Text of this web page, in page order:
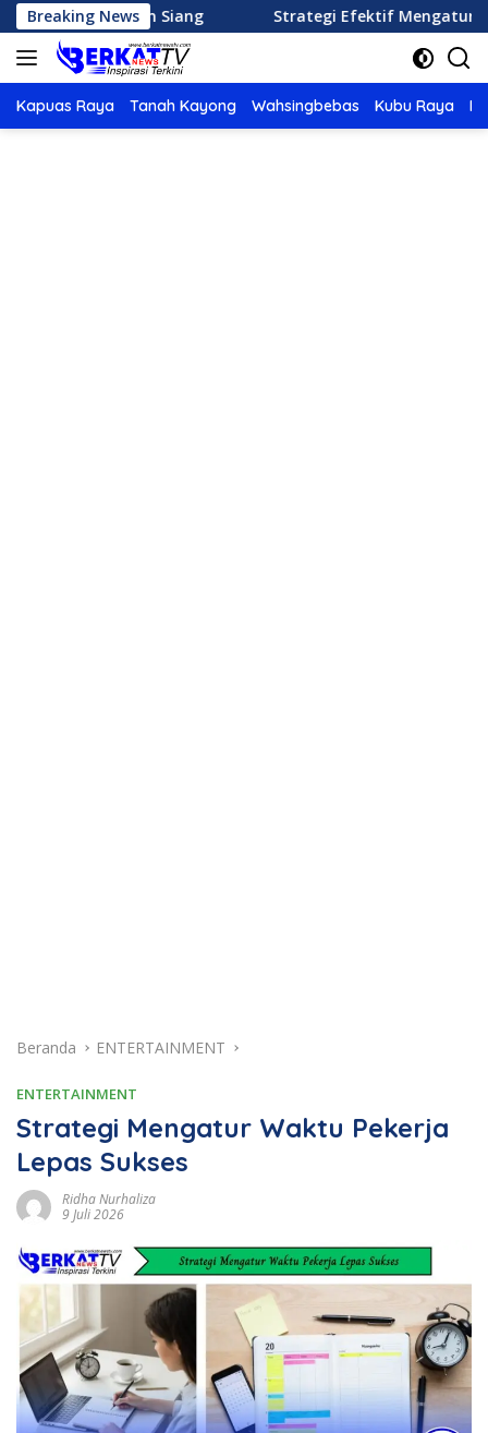
Langsung
ke
konten
Breaking News
Makan Siang Strategi Efektif Mengatur Keuangan
Kapuas Raya Tanah Kayong Wahsingbebas Kubu Raya
Beranda ENTERTAINMENT
ENTERTAINMENT
Strategi Mengatur Waktu Pekerja
Lepas Sukses
Ridha Nurhaliza
9 Juli 2026